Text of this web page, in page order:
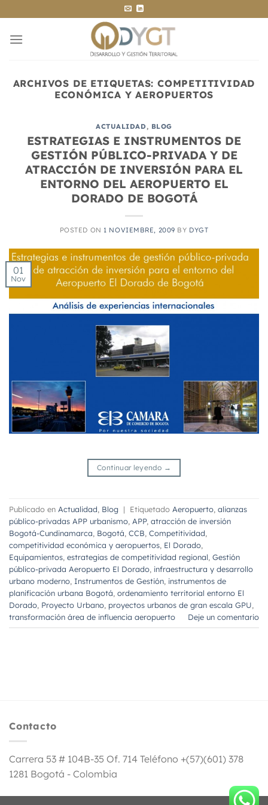
al
contenido
ARCHIVOS DE ETIQUETAS:COMPETITIVIDAD
ECONÓMICA Y AEROPUERTOS
ACTUALIDAD, BLOG
ESTRATEGIAS E INSTRUMENTOS DE
GESTIÓN PÚBLICO-PRIVADA Y DE
ATRACCIÓN DE INVERSIÓN PARA EL
ENTORNO DEL AEROPUERTO EL
DORADO DE BOGOTÁ
POSTED ON 1 NOVIEMBRE, 2009 BY DYGT
01
Nov
Continuar leyendo →
Publicado en Actualidad Blog | Etiquetado Aeropuerto alianzas
público-privadas APP urbanismo APP, atracción de inversión
Bogotá-Cundinamarca Bogotá CCB Competitividad
competitividad económica y aeropuertos El Dorado
Equipamientos estrategias de competitividad regional Gestión
público-privada Aeropuerto El Dorado infraestructura y desarrollo
urbano moderno Instrumentos de Gestión instrumentos de
planificación urbana Bogotá ordenamiento territorial entorno El
Dorado Proyecto Urbano proyectos urbanos de gran escala GPU
transformación área de influencia aeropuerto
Deje un comentario
Contacto
Carrera 53 # 104B-35 Of. 714 Teléfono +(57)(601) 378
1281 Bogotá - Colombia